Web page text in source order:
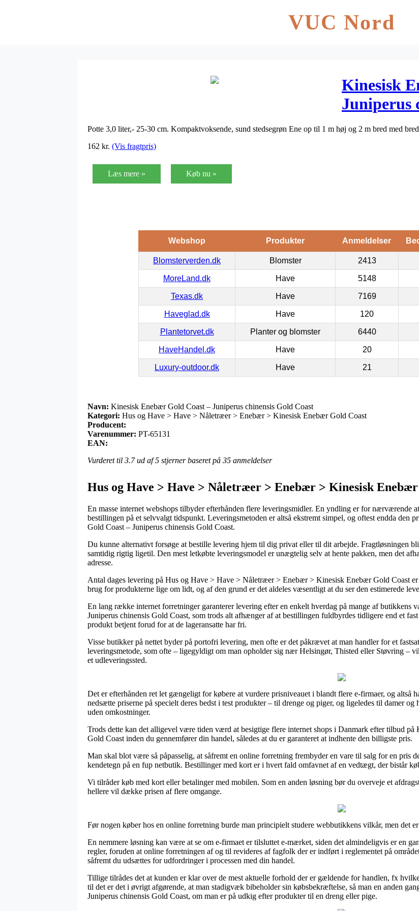
VUC Nord
Kinesisk
Juniperus
Potte 3,0 liter,- 25-30 cm. Kompaktvoksende, sund stedsegrøn Ene op til 1 m høj og 2 m bred med
162 kr. (Vis fragtpris)
Læs mere » Køb nu »
Webshop Produkter Anmeldelser
Blomsterverden.dk Blomster 2413
MoreLand.dk Have 5148
Texas.dk Have 7169
Haveglad.dk Have 120
Plantetorvet.dk Planter og blomster 6440
HaveHandel.dk Have 20
Luxury-outdoor.dk Have 21
Navn: Kinesisk Enebær Gold Coast – Juniperus chinensis Gold Coast
Kategori: Hus og Have > Have > Nåletræer > Enebær > Kinesisk Enebær Gold Coast
Producent:
Varenummer: PT-65131
EAN:
Vurderet til 3.7ud af 5 stjerner baseret på 35 anmeldelser
Hus og Have > Have > Nåletræer > Enebær > Kinesisk
En masse internet webshops tilbyder efterhånden flere leveringsmidler. En yndling er for nærværende
bestillingen på et selvvalgt tidspunkt. Leveringsmetoden er altså ekstremt simpel, og oftest endda
Gold Coast – Juniperus chinensis Gold Coast.
Du kunne alternativt forsøge at bestille levering hjem til dig privat eller til dit arbejde. Fragtløsningen
samtidig rigtig ligetil. Den mest letkøbte leveringsmodel er unægtelig selv at hente pakken, men det
adresse.
Antal dages levering på Hus og Have > Have > Nåletræer > Enebær > Kinesisk Enebær Gold Coast
brug for produkterne lige om lidt, og af den grund er det aldeles væsentligt at du ser den estimerede
En lang række internet forretninger garanterer levering efter en enkelt hverdag på mange af butikkens
Juniperus chinensis Gold Coast, som trods alt afhænger af at bestillingen fuldbyrdes tidligere end et
produkt betjent forud for at de lageransatte har fri.
Visse butikker på nettet byder på portofri levering, men ofte er det påkrævet at man handler for et
leveringsmetode, som ofte – ligegyldigt om man opholder sig nær Helsingør, Thisted eller Støvring –
et udleveringssted.
Det er efterhånden ret let gængeligt for købere at vurdere prisniveauet i blandt flere e-firmaer, og altså
nedsætte priserne på specielt deres bedst i test produkter – til drenge og piger, og ligeledes til damer
uden omkostninger.
Trods dette kan det alligevel være tiden værd at besigtige flere internet shops i Danmark efter tilbud
Gold Coast inden du gennemfører din handel, således at du er garanteret at indhente den billigste pris.
Man skal blot være så påpasselig, at såfremt en online forretning frembyder en vare til salg for en pris
kendetegn på en fup netbutik. Bestillinger med kort er i hvert fald omfavnet af en vedtægt, der bistår
Vi tilråder køb med kort eller betalinger med mobilen. Som en anden løsning bør du overveje et
hellere vil dække prisen af flere omgange.
Før nogen køber hos en online forretning burde man principielt studere webbutikkens vilkår, men det
En nemmere løsning kan være at se om e-firmaet er tilsluttet e-mærket, siden det almindeligvis er en
regler, foruden at online forretningen af og til revideres af fagfolk der er indført i reglementet på
såfremt du udsættes for udfordringer i processen med din handel.
Tillige tilrådes det at kunden er klar over de mest aktuelle forhold der er gældende for handlen, fx
til det er det i øvrigt afgørende, at man stadigvæk bibeholder sin købsbekræftelse, så man en anden
Juniperus chinensis Gold Coast, om man er på udkig efter produkter til en dreng eller pige.